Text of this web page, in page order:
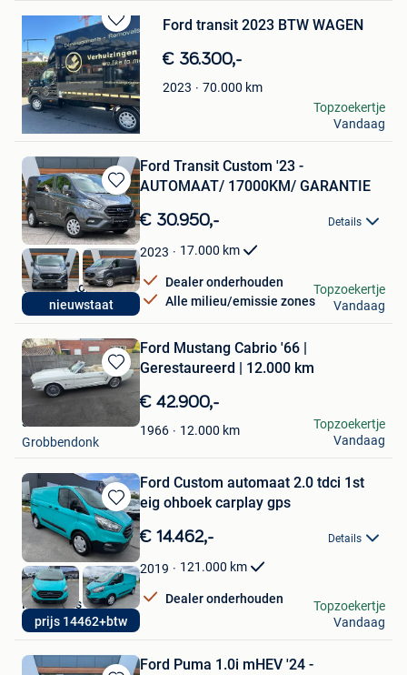
Bewaren
in
Mijn
Favorieten
Ford transit 2023 BTW WAGEN
€ 36.300,-
2023 70.000 km
Thomas
Haacht
Topzoekertje
Vandaag
Bewaren
in
Mijn
Favorieten
nieuwstaat
Ford Transit Custom '23 -
AUTOMAAT/ 17000KM/ GARANTIE
€ 30.950,- Details
2023 17.000 km
Dealer onderhouden
Alle milieu/emissie zones
VD Auto Lommel
Lommel
Topzoekertje
Vandaag
Bewaren
in
Favorieten
Ford Mustang Cabrio '66 |
Gerestaureerd | 12.000 km
€ 42.900,-
1966 12.000 km
steff4
Grobbendonk
Topzoekertje
Vandaag
Bewaren
in
Mijn
Favorieten
prijs 14462+btw
Ford Custom automaat 2.0 tdci 1st
eig ohboek carplay gps
€ 14.462,- Details
2019 121.000 km
Dealer onderhouden
PR Motors
Wervik
Topzoekertje
Vandaag
Ford Puma 1.0i mHEV '24 -